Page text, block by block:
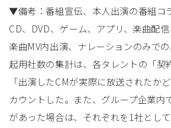
▼備考：番組宣伝、本人出演の番組コ
CD、DVD、ゲーム、アプリ、楽曲配信
楽曲MV内出演、ナレーションのみで
起用社数の集計は、各タレントの「契
「出演したCMが実際に放送されたか
カウントした。また、グループ企業内
があった場合は、それぞれを1社として